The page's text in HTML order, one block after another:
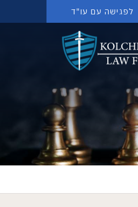
לפגישה עם עו"ד